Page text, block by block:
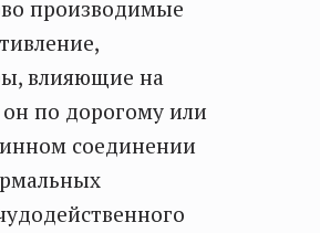
производимые
влияющие на
он по дорогому или
соединении